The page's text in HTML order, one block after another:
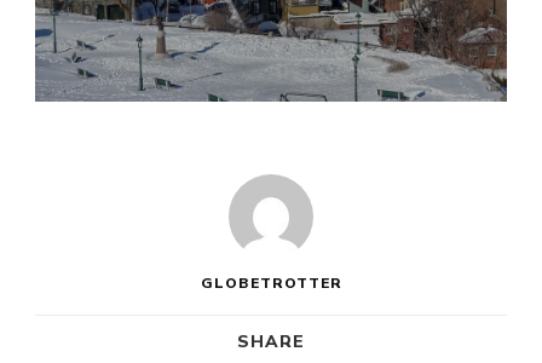
GLOBETROTTER
SHARE